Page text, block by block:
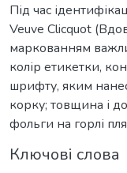
Під час
Veuve Clicquot
маркованням
колір етикетки,
шрифту, яким
корку; товщина і
фольги на горлі
Ключові слова